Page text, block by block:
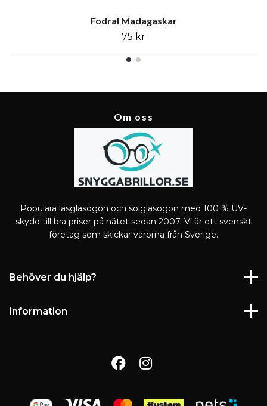
Fodral Madagaskar
75 kr
Om oss
Populära läsglasögon och solglasögon med 100 % UV-
skydd till bra priser på nätet sedan 2007. Vi är ett svenskt
företag som skickar varorna från Sverige.
Behöver du hjälp?
Information